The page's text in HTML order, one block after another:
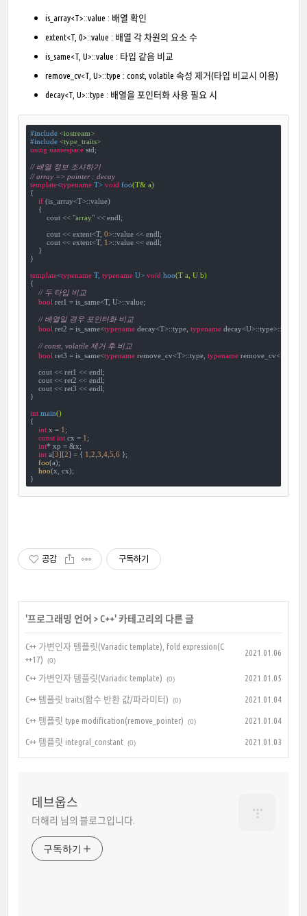
is_array<T>::value : 배열 확인
extent<T, 0>::value : 배열 각 차원의 요소 수
is_same<T, U>::value : 타입 같음 비교
remove_cv<T, U>::type : const, volatile 속성 제거(타입 비교시 이용)
decay<T, U>::type : 배열을 포인터화 사용 필요 시
#include <iostream>
#include <type_traits>
using namespace std;
// 배열 정보 조사하기
// array => pointer : decay
template<typename T> void foo(T& a)
{
if (is_array<T>::value)
    {
        cout <<
"array" << endl;
        cout << extent<T,
0>::value << endl;
        cout << extent<T,
1>::value << endl;
    }
}
template<typename T, typename U> void hoo(T a, U b)
{
// 두 타입 비교
bool ret1 = is_same<T, U>::value;
// 배열일 경우 포인터화 비교
bool ret2 = is_same<typename decay<T>::type, typename decay<U>::type>::value;
// const, volatile 제거 후 비교
bool ret3 = is_same<typename remove_cv<T>::type, typename
    cout << ret1 << endl;
    cout << ret2 << endl;
    cout << ret3 << endl;
}
int main()
{
int x = 1 ;
const int cx = 1 ;
int* xp = &x;
int a[3][2] = { 1 2 3 4, 5 6 };
foo(a);
hoo(x, cx);
}
공감 구독하기
'프로그래밍 언어 >C++' 카테고리의 다른 글
C++ 가변인자 템플릿(Variadic template), fold expression(C
++17)
(0)
2021.01.06
C++ 가변인자 템플릿(Variadic template) (0) 2021.01.05
C++ 템플릿 traits(함수 반환 값/파라미터) (0) 2021.01.04
C++ 템플릿 type modification(remove_pointer) (0) 2021.01.04
C++ 템플릿 integral_constant (0) 2021.01.03
데브웁스
더해리 님의 블로그입니다.
구독하기